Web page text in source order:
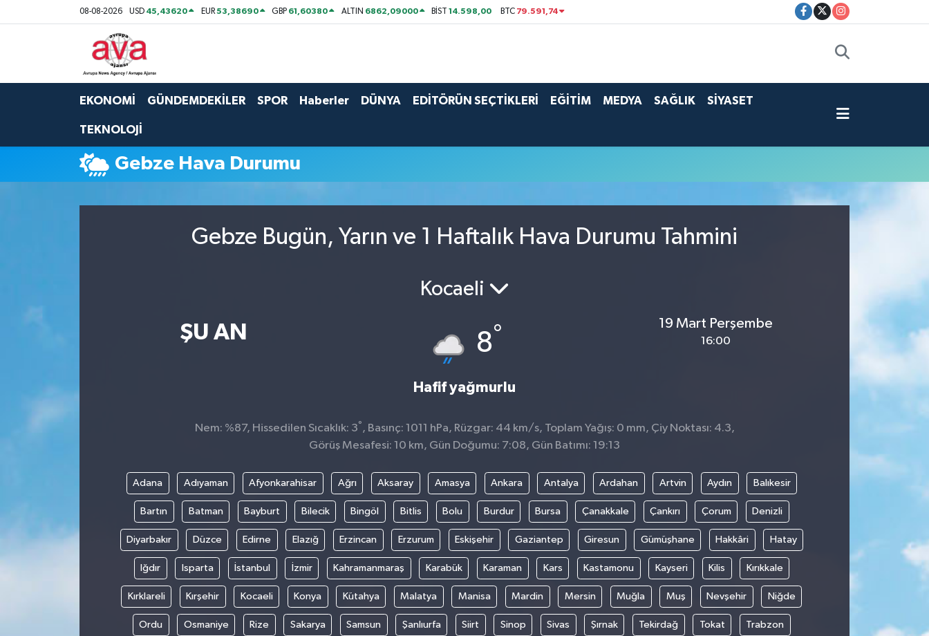
08-08-2026 USD 45,43620 EUR53,38690 GBP 61,60380 ALTIN 6862,09000 BİST14.598,00 BTC 79.591,74
EKONOMİ GÜNDEMDEKİLER SPOR Haberler DÜNYA EDİTÖRÜN SEÇTİKLERİ EĞİTİM MEDYA SAĞLIK SİYASET
TEKNOLOJİ
Gebze Hava Durumu
Gebze Bugün, Yarın ve 1 Haftalık Hava Durumu Tahmini
ŞU AN
Kocaeli
8°
Hafif yağmurlu
19 Mart Perşembe
16:00
Nem: %87, Hissedilen Sıcaklık: 3° , Basınç: 1011 hPa, Rüzgar: 44 km/s, Toplam Yağış: 0 mm, Çiy Noktası: 4.3,
Görüş Mesafesi: 10 km, Gün Doğumu: 7:08, Gün Batımı: 19:13
Adana Adıyaman Afyonkarahisar Ağrı Aksaray Amasya Ankara Antalya Ardahan Artvin Aydın Balıkesir
Bartın Batman Bayburt Bilecik Bingöl Bitlis Bolu Burdur Bursa Çanakkale Çankırı Çorum Denizli
Diyarbakır Düzce Edirne Elazığ Erzincan Erzurum Eskişehir Gaziantep Giresun Gümüşhane Hakkâri Hatay
Iğdır Isparta İstanbul İzmir Kahramanmaraş Karabük Karaman Kars Kastamonu Kayseri Kilis Kırıkkale
Kırklareli Kırşehir Kocaeli Konya Kütahya Malatya Manisa Mardin Mersin Muğla Muş Nevşehir Niğde
Ordu Osmaniye Rize Sakarya Samsun Şanlıurfa Siirt Sinop Sivas Şırnak Tekirdağ Tokat Trabzon
Nöbetçi Eczaneler
Namaz Vakitleri
Trafik Durumu